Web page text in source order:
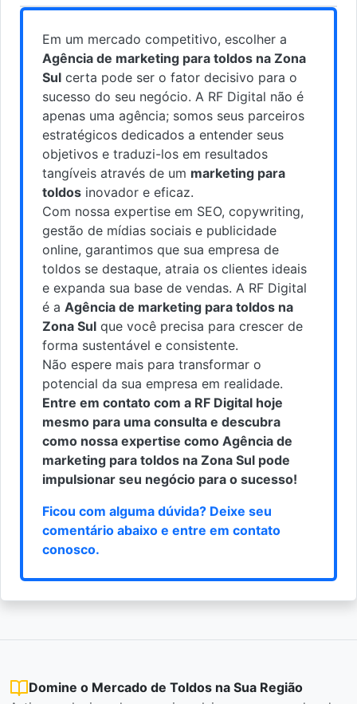
Em um mercado competitivo, escolher a
Agência de marketing para toldos na Zona
Sul certa pode ser o fator decisivo para o
sucesso do seu negócio. A RF Digital não é
apenas uma agência; somos seus parceiros
estratégicos dedicados a entender seus
objetivos e traduzi-los em resultados
tangíveis através de um marketing para
toldos inovador e eficaz.
Com nossa expertise em SEO, copywriting,
gestão de mídias sociais e publicidade
online, garantimos que sua empresa de
toldos se destaque, atraia os clientes ideais
e expanda sua base de vendas. A RF Digital
é a Agência de marketing para toldos na
Zona Sul que você precisa para crescer de
forma sustentável e consistente.
Não espere mais para transformar o
potencial da sua empresa em realidade.
Entre em contato com a RF Digital hoje
mesmo para uma consulta e descubra
como nossa expertise como Agência de
marketing para toldos na Zona Sul pode
impulsionar seu negócio para o sucesso!
Ficou com alguma dúvida? Deixe seu
comentário abaixo e entre em contato
conosco.
Domine o Mercado de Toldos na Sua Região